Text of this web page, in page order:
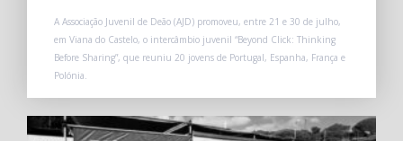
A Associação Juvenil de Deão (AJD) promoveu, entre 21 e 30 de julho,
em Viana do Castelo, o intercâmbio juvenil “Beyond Click: Thinking
Before Sharing”, que reuniu 20 jovens de Portugal, Espanha, França e
Polónia.